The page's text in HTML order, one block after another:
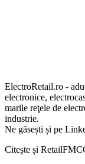
ElectroRetail.ro -
electronice,
marile reţele de
industrie.
Ne găsești și pe
Citește și